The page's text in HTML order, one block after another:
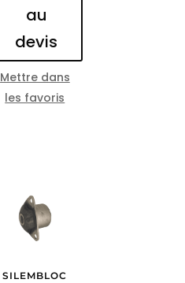
au
devis
Mettre dans
les favoris
SILEMBLOC